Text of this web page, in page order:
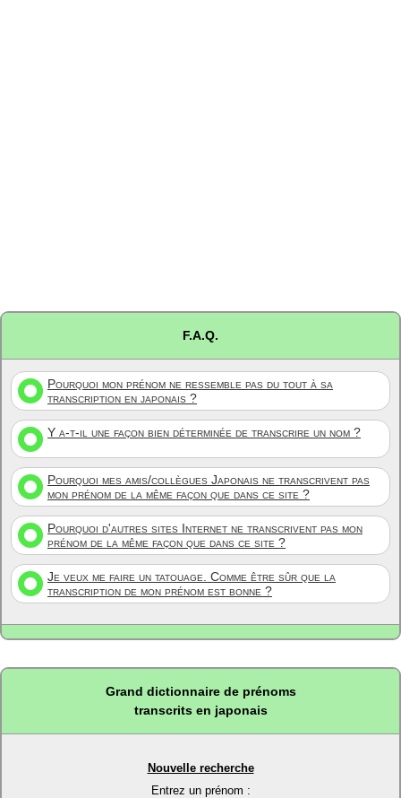
F.A.Q.
Pourquoi mon prénom ne ressemble pas du tout à sa
transcription en japonais ?
Y a-t-il une façon bien déterminée de transcrire un nom ?
Pourquoi mes amis/collègues Japonais ne transcrivent pas
mon prénom de la même façon que dans ce site ?
Pourquoi d'autres sites Internet ne transcrivent pas mon
prénom de la même façon que dans ce site ?
Je veux me faire un tatouage. Comme être sûr que la
transcription de mon prénom est bonne ?
Grand dictionnaire de prénoms
transcrits en japonais
Nouvelle recherche
Entrez un prénom :